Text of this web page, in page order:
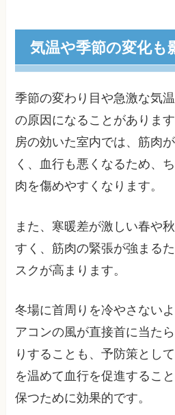
気温や季節の変化も
季節の変わり目や急激な気
の原因になることがありま
房の効いた室内では、筋肉
く、血行も悪くなるため、
肉を傷めやすくなります。
また、寒暖差が激しい春や
すく、筋肉の緊張が強まる
スクが高まります。
冬場に首周りを冷やさない
アコンの風が直接首に当た
りすることも、予防策とし
を温めて血行を促進するこ
保つために効果的です。